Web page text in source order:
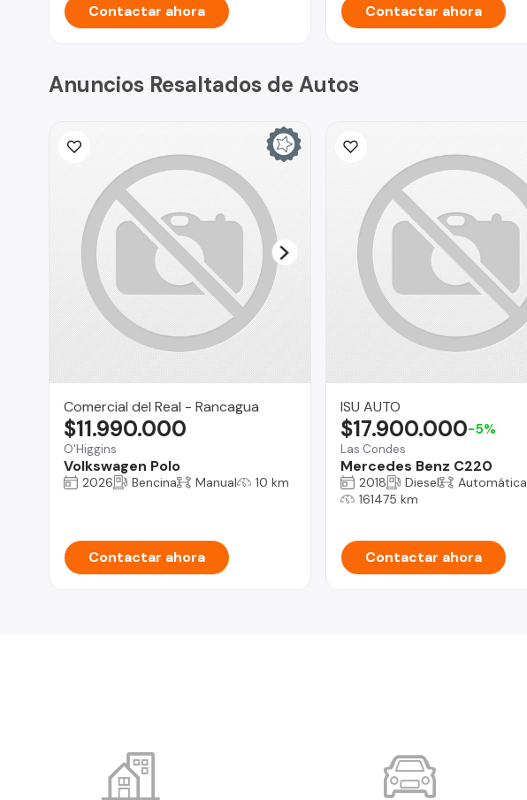
Contactar ahora Contactar ahora
Anuncios Resaltados de Autos
Comercial del Real - Rancagua
O'Higgins
Volkswagen Polo
$11.990.000
2026 Bencina Manual 10 km
Contactar ahora
ISU AUTO
Las Condes
Mercedes Benz C220
$17.900.000-5%
2018 Diesel
Automática
161475 km
Contactar ahora